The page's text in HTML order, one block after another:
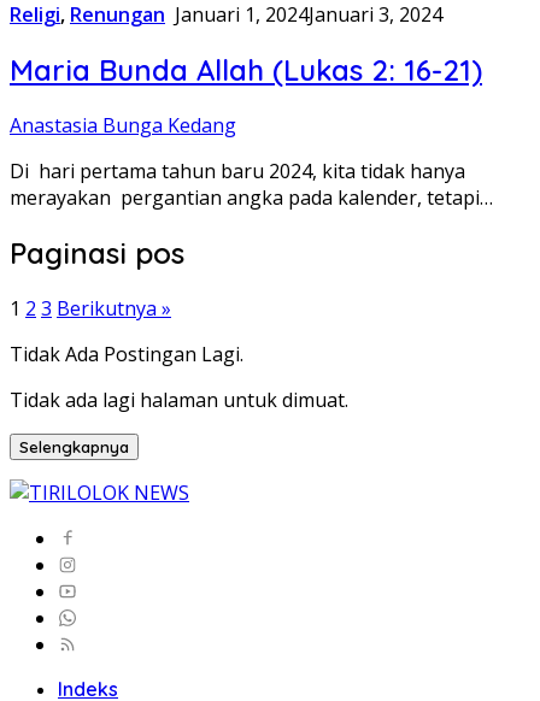
Religi, Renungan Januari 1, 2024Januari 3, 2024
Maria Bunda Allah (Lukas 2: 16-21)
Anastasia Bunga Kedang
Di hari pertama tahun baru 2024, kita tidak hanya
merayakan pergantian angka pada kalender, tetapi…
Paginasi pos
1 2 3 Berikutnya »
Tidak Ada Postingan Lagi.
Tidak ada lagi halaman untuk dimuat.
Selengkapnya
Indeks